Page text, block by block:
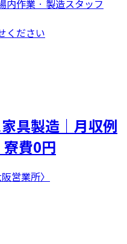
内作業 · 製造スタッフ
ください
具製造｜月収例
費0円
営業所〉